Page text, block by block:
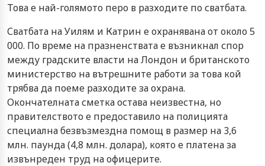
Това е най-голямото перо в разходите по сватбата.
Сватбата на Уилям и Катрин е охранявана от около 5
000. По време на празненствата е възникнал спор
между градските власти на Лондон и британското
министерство на вътрешните работи за това кой
трябва да поеме разходите за охрана.
Окончателната сметка остава неизвестна, но
правителството е предоставило на полицията
специална безвъзмездна помощ в размер на 3,6
млн. паунда (4,8 млн. долара), която е платена за
извънреден труд на офицерите.